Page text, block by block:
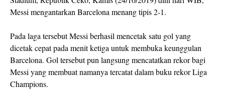
Messi mengantarkan Barcelona menang tipis 2-1.
Pada laga tersebut Messi berhasil mencetak satu gol yang
dicetak cepat pada menit ketiga untuk membuka keunggulan
Barcelona. Gol tersebut pun langsung mencatatkan rekor bagi
Messi yang membuat namanya tercatat dalam buku rekor Liga
Champions.